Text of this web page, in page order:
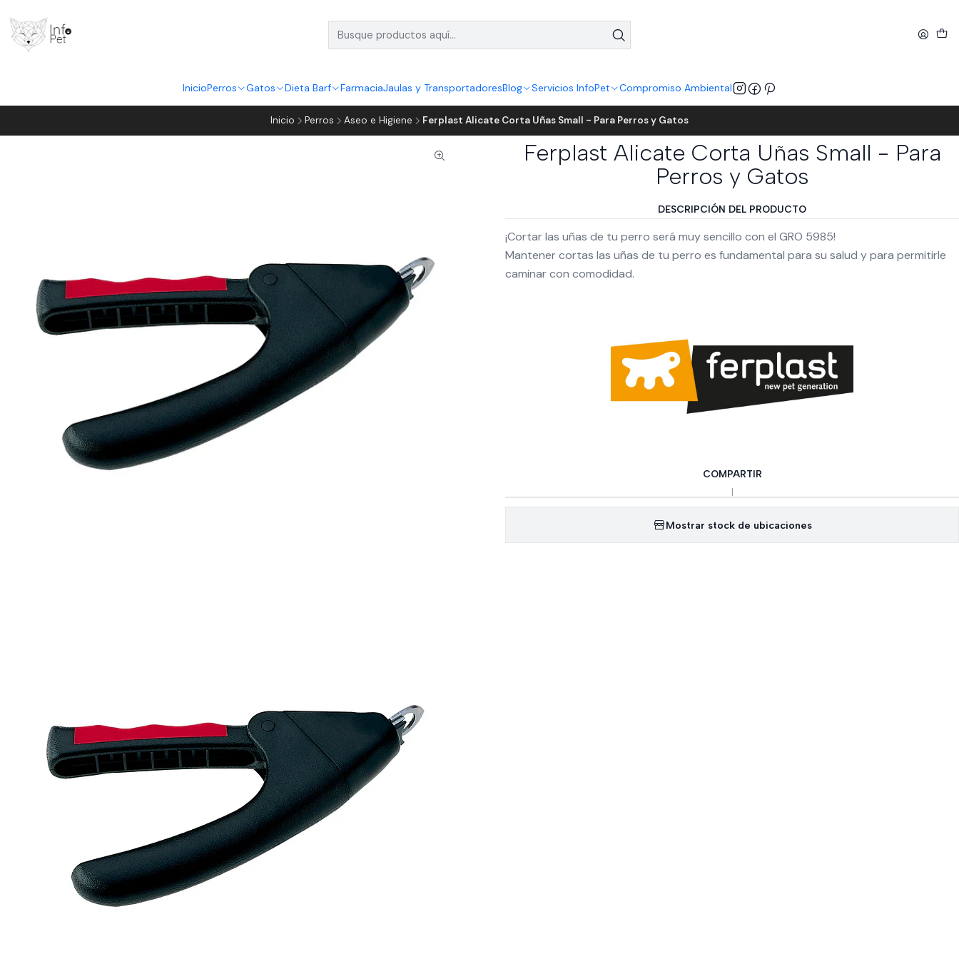
InicioPerros Gatos Dieta Barf FarmaciaJaulas y TransportadoresBlog Servicios InfoPet Compromiso Ambiental
Inicio Perros Aseo e Higiene Ferplast Alicate Corta Uñas Small - Para Perros y Gatos
Ferplast Alicate Corta Uñas Small - Para
Perros y Gatos
DESCRIPCIÓN DEL PRODUCTO
¡Cortar las uñas de tu perro será muy sencillo con el GRO 5985!
Mantener cortas las uñas de tu perro es fundamental para su salud y para permitirle
caminar con comodidad.
COMPARTIR
|
Mostrar stock de ubicaciones